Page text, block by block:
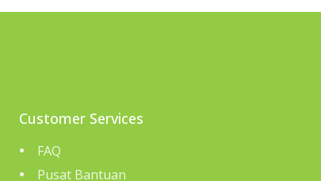
Customer Services
FAQ
Pusat Bantuan